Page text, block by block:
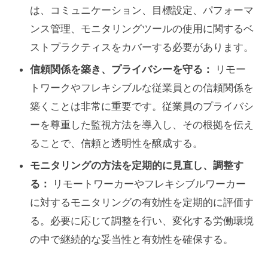
は、コミュニケーション、目標設定、パフォーマ
ンス管理、モニタリングツールの使用に関するベ
ストプラクティスをカバーする必要があります。
信頼関係を築き、プライバシーを守る：
リモー
トワークやフレキシブルな従業員との信頼関係を
築くことは非常に重要です。従業員のプライバシ
ーを尊重した監視方法を導入し、その根拠を伝え
ることで、信頼と透明性を醸成する。
モニタリングの方法を定期的に見直し、調整す
る：
リモートワーカーやフレキシブルワーカー
に対するモニタリングの有効性を定期的に評価す
る。必要に応じて調整を行い、変化する労働環境
の中で継続的な妥当性と有効性を確保する。